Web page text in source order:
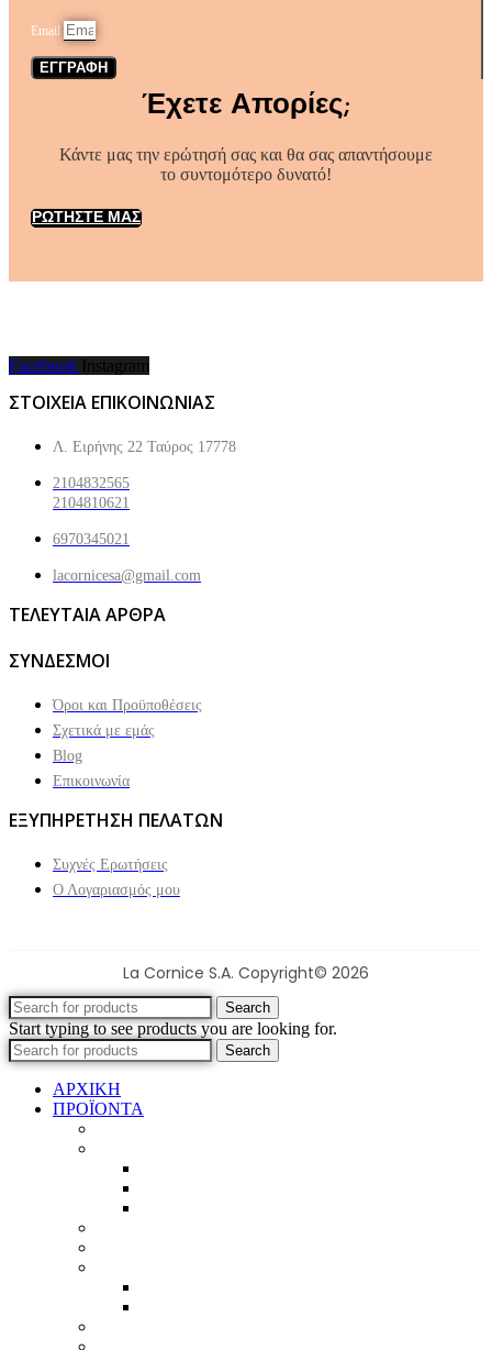
Email
ΕΓΓΡΑΦΗ
Έχετε Απορίες;
Κάντε μας την ερώτησή σας και θα σας απαντήσουμε
το συντομότερο δυνατό!
ΡΩΤΗΣΤΕ ΜΑΣ
Facebook Instagram
ΣΤΟΙΧΕΙΑ ΕΠΙΚΟΙΝΩΝΙΑΣ
Λ. Ειρήνης 22 Ταύρος 17778
2104832565
2104810621
6970345021
lacornicesa@gmail.com
ΤΕΛΕΥΤΑΙΑ ΑΡΘΡΑ
ΣΥΝΔΕΣΜΟΙ
Όροι και Προϋποθέσεις
Σχετικά με εμάς
Blog
Επικοινωνία
ΕΞΥΠΗΡΕΤΗΣΗ ΠΕΛΑΤΩΝ
Συχνές Ερωτήσεις
Ο Λογαριασμός μου
La Cornice S.A. Copyright© 2026
Search
Start typing to see products you are looking for.
Search
ΑΡΧΙΚΗ
ΠΡΟΪΟΝΤΑ